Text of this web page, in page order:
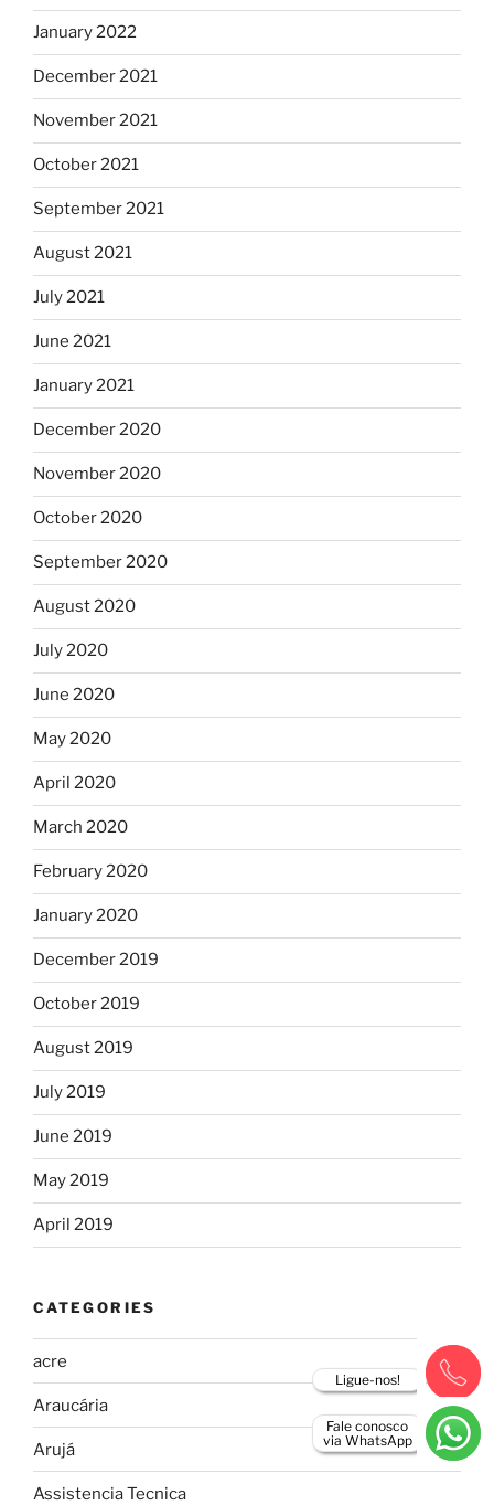
Fale conosco
via WhatsApp
Ligue-nos!
January 2022
December 2021
November 2021
October 2021
September 2021
August 2021
July 2021
June 2021
January 2021
December 2020
November 2020
October 2020
September 2020
August 2020
July 2020
June 2020
May 2020
April 2020
March 2020
February 2020
January 2020
December 2019
October 2019
August 2019
July 2019
June 2019
May 2019
April 2019
CATEGORIES
acre
Araucária
Arujá
Assistencia Tecnica